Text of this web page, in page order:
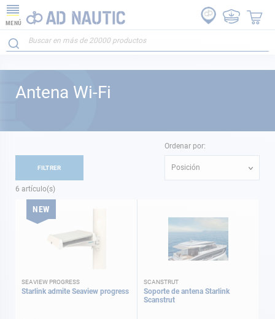
MENÚ
Antena Wi-Fi
6 artículo(s)
Ordenar por:
Posición
NEW
SEAVIEW PROGRESS
Starlink admite Seaview progress
SCANSTRUT
Soporte de antena Starlink
Scanstrut
FILTRER